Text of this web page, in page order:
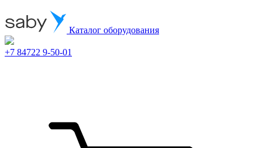
Каталог оборудования
+7 84722 9-50-01